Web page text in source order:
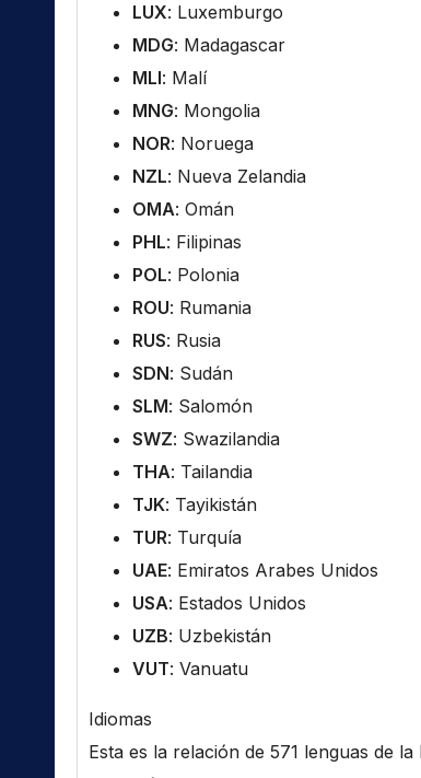
LUX: Luxemburgo
MDG: Madagascar
MLI: Malí
MNG: Mongolia
NOR: Noruega
NZL: Nueva Zelandia
OMA: Omán
PHL: Filipinas
POL: Polonia
ROU: Rumania
RUS: Rusia
SDN: Sudán
SLM: Salomón
SWZ: Swazilandia
THA: Tailandia
TJK: Tayikistán
TUR: Turquía
UAE: Emiratos Arabes Unidos
USA: Estados Unidos
UZB: Uzbekistán
VUT: Vanuatu
Idiomas
Esta es la relación de 571 lenguas de